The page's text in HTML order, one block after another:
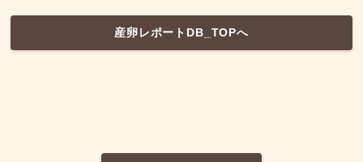
産卵レポートDB_TOPへ